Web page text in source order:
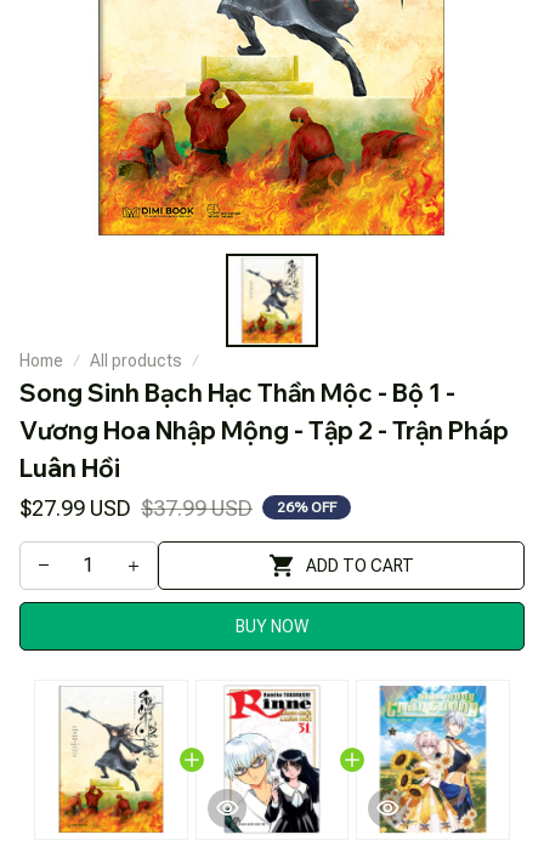
Home All products
Song Sinh Bạch Hạc Thần Mộc - Bộ 1 -
Vương Hoa Nhập Mộng - Tập 2 - Trận Pháp
Luân Hồi
$27.99 USD $37.99 USD 26% OFF
ADD TO CART
BUY NOW